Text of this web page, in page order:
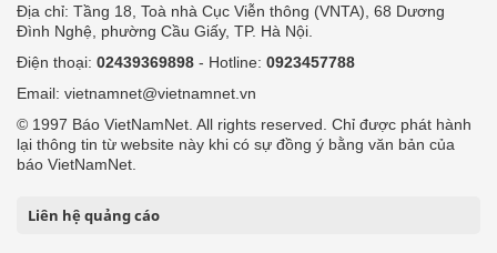
Địa chỉ: Tầng 18, Toà nhà Cục Viễn thông (VNTA), 68 Dương
Đình Nghệ, phường Cầu Giấy, TP. Hà Nội.
Điện thoại: 02439369898 - Hotline: 0923457788
Email: vietnamnet@vietnamnet.vn
© 1997 Báo VietNamNet. All rights reserved. Chỉ được phát hành
lại thông tin từ website này khi có sự đồng ý bằng văn bản của
báo VietNamNet.
Liên hệ quảng cáo